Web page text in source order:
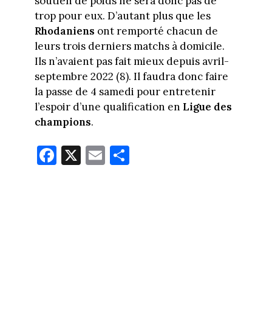
trop pour eux. D’autant plus que les
Rhodaniens ont remporté chacun de
leurs trois derniers matchs à domicile.
Ils n’avaient pas fait mieux depuis avril-
septembre 2022 (8). Il faudra donc faire
la passe de 4 samedi pour entretenir
l’espoir d’une qualification en Ligue des
champions.
Fa
ce
X E
m
Pa